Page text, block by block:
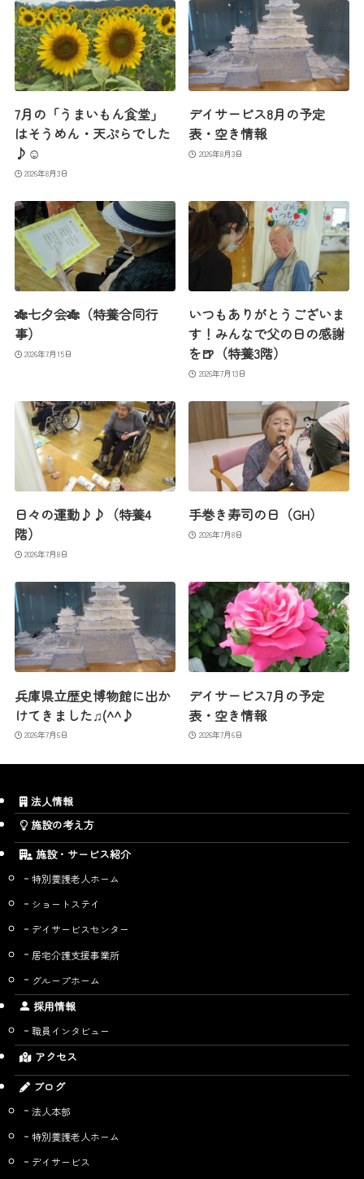
7月の「うまいもん食堂」
はそうめん・天ぷらでした
♪☺
2026年8月3日
デイサービス8月の予定
表・空き情報
2026年8月3日
🎋七夕会🎋（特養合同行
事）
2026年7月15日
いつもありがとうございま
す！みんなで父の日の感謝
を🍺（特養3階）
2026年7月13日
日々の運動♪♪（特養4
階）
2026年7月8日
手巻き寿司の日（GH）
2026年7月8日
兵庫県立歴史博物館に出か
けてきました♫(^^♪
2026年7月6日
デイサービス7月の予定
表・空き情報
2026年7月6日
法人情報
施設の考え方
施設・サービス紹介
特別養護老人ホーム
ショートステイ
デイサービスセンター
居宅介護支援事業所
グループホーム
採用情報
職員インタビュー
アクセス
ブログ
法人本部
特別養護老人ホーム
デイサービス